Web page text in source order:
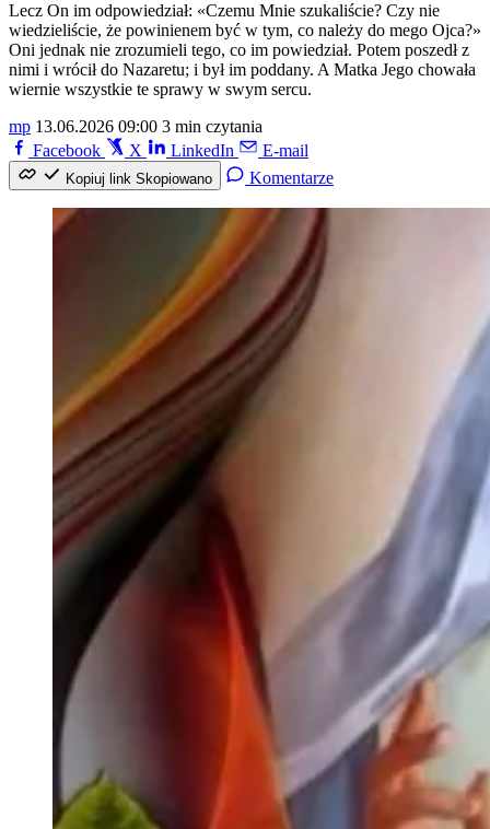
Lecz On im odpowiedział: «Czemu Mnie szukaliście? Czy nie
wiedzieliście, że powinienem być w tym, co należy do mego Ojca?»
Oni jednak nie zrozumieli tego, co im powiedział. Potem poszedł z
nimi i wrócił do Nazaretu; i był im poddany. A Matka Jego chowała
wiernie wszystkie te sprawy w swym sercu.
mp 13.06.2026 09:00 3 min czytania
Facebook
X LinkedIn E-mail
Kopiuj link Skopiowano Komentarze